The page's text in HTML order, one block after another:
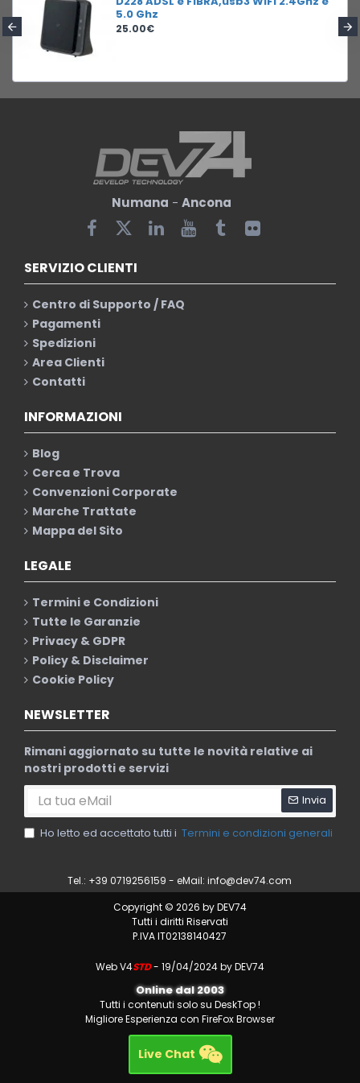
5.0 Ghz
25.00€
Numana - Ancona
SERVIZIO CLIENTI
Centro di Supporto / FAQ
Pagamenti
Spedizioni
Area Clienti
Contatti
INFORMAZIONI
Blog
Cerca e Trova
Convenzioni Corporate
Marche Trattate
Mappa del Sito
LEGALE
Termini e Condizioni
Tutte le Garanzie
Privacy & GDPR
Policy & Disclaimer
Cookie Policy
NEWSLETTER
Rimani aggiornato su tutte le novità relative ai
nostri prodotti e servizi
Invia
Ho letto ed accettato tutti i Termini e condizioni generali
Tel.: +39 0719256159 - eMail:info@dev74.com
Copyright © 2026 by DEV74
Tutti i diritti Riservati
P.IVA IT02138140427
Web V4STD- 19/04/2024 by DEV74
Online dal 2003
Tutti i contenuti solo su DeskTop !
Migliore Esperienza con FireFox Browser
Live Chat